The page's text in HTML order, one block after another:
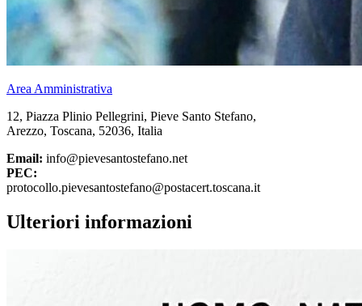
Area Amministrativa
12, Piazza Plinio Pellegrini, Pieve Santo Stefano,
Arezzo, Toscana, 52036, Italia
Email: info@pievesantostefano.net
PEC:
protocollo.pievesantostefano@postacert.toscana.it
Ulteriori informazioni